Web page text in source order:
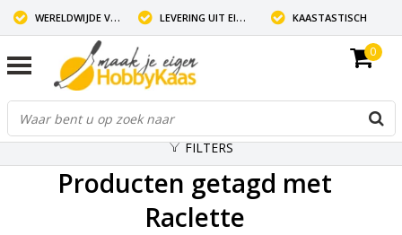
WERELDWIJDE VERZENDING LEVERING UIT EIGEN VOORRAAD KAASTASTISCH
0
FILTERS
Producten getagd met
Raclette